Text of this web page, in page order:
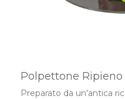
Polpettone Ripieno
Preparato da un'antica